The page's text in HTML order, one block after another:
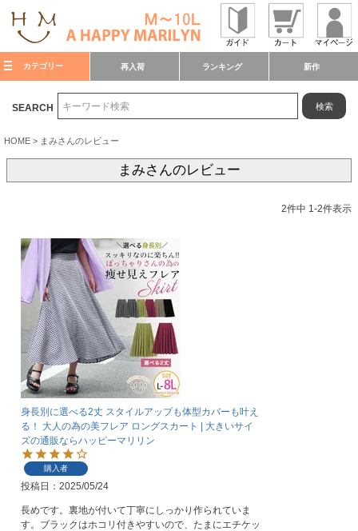
カテゴリー 再入荷 ランキング 新作
SEARCH 検索
HOME まみさんのレビュー
まみさんのレビュー
2件中 1-2件表示
身長別に選べる2丈 スタイルアップも体型カバーも叶え
る！ 大人の為の美フレア ロングスカート | 大きいサイ
ズの通販ならハッピーマリリン
購入者
投稿日 2025/05/24
長めです。裏地が付いて丁寧にしっかり作られていま
す。ブラックはホコリ付きやすいので、たまにエチケッ